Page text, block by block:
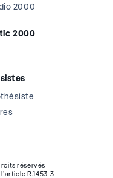
2000
2000
réservés
R.1453-3